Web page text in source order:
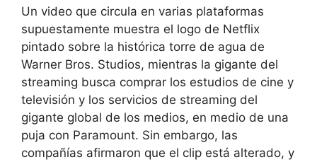
Un video que circula en varias plataformas
supuestamente muestra el logo de Netflix
pintado sobre la histórica torre de agua de
Warner Bros. Studios, mientras la gigante del
streaming busca comprar los estudios de cine y
televisión y los servicios de streaming del
gigante global de los medios, en medio de una
puja con Paramount. Sin embargo, las
compañías afirmaron que el clip está alterado, y